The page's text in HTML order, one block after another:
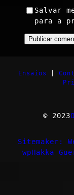
Salvar
para a
Ensaios
© 2023
Sitemaker:
wpHakka